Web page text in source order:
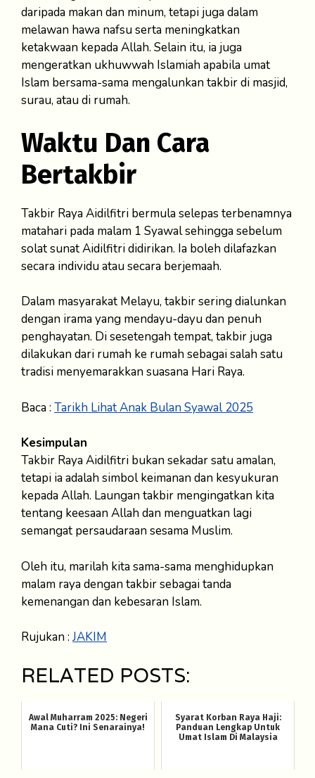
daripada makan dan minum, tetapi juga dalam
melawan hawa nafsu serta meningkatkan
ketakwaan kepada Allah. Selain itu, ia juga
mengeratkan ukhuwwah Islamiah apabila umat
Islam bersama-sama mengalunkan takbir di masjid,
surau, atau di rumah.
Waktu Dan Cara
Bertakbir
Takbir Raya Aidilfitri bermula selepas terbenamnya
matahari pada malam 1 Syawal sehingga sebelum
solat sunat Aidilfitri didirikan. Ia boleh dilafazkan
secara individu atau secara berjemaah.
Dalam masyarakat Melayu, takbir sering dialunkan
dengan irama yang mendayu-dayu dan penuh
penghayatan. Di sesetengah tempat, takbir juga
dilakukan dari rumah ke rumah sebagai salah satu
tradisi menyemarakkan suasana Hari Raya.
Baca : Tarikh Lihat Anak Bulan Syawal 2025
Kesimpulan
Takbir Raya Aidilfitri bukan sekadar satu amalan,
tetapi ia adalah simbol keimanan dan kesyukuran
kepada Allah. Laungan takbir mengingatkan kita
tentang keesaan Allah dan menguatkan lagi
semangat persaudaraan sesama Muslim.
Oleh itu, marilah kita sama-sama menghidupkan
malam raya dengan takbir sebagai tanda
kemenangan dan kebesaran Islam.
Rujukan : JAKIM
RELATED POSTS:
Awal Muharram 2025: Negeri
Mana Cuti? Ini Senarainya!
Syarat Korban Raya Haji:
Panduan Lengkap Untuk
Umat Islam Di Malaysia